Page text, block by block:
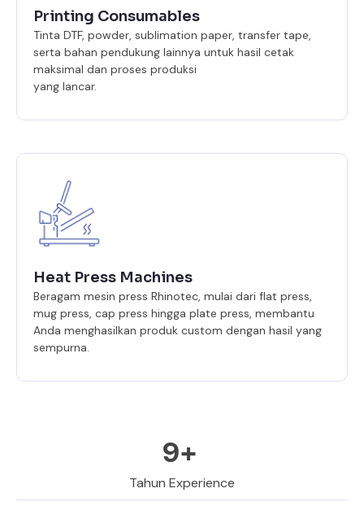
Printing Consumables
Tinta DTF, powder, sublimation paper, transfer tape,
serta bahan pendukung lainnya untuk hasil cetak
maksimal dan proses produksi
yang lancar.
Heat Press Machines
Beragam mesin press Rhinotec, mulai dari flat press,
mug press, cap press hingga plate press, membantu
Anda menghasilkan produk custom dengan hasil yang
sempurna.
Tahun Experience
10+